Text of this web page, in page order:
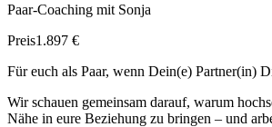
Paar-Coaching mit Sonja
Preis1.897 €
Für euch als Paar, wenn Dein(e) Partner(in)
Wir schauen gemeinsam darauf, warum
Nähe in eure Beziehung zu bringen – und